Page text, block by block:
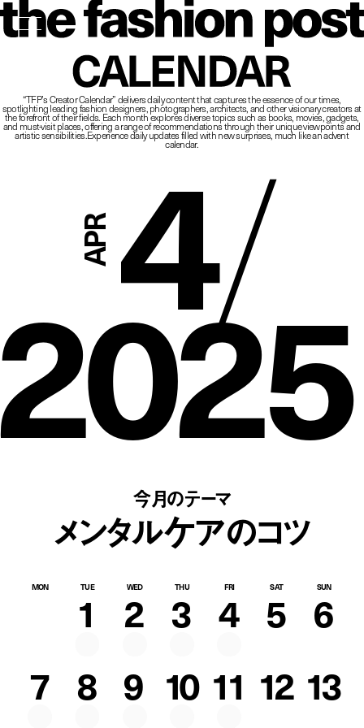
CALENDAR
“TFP’s Creator Calendar” delivers daily content that captures the essence of our times,
spotlighting leading fashion designers, photographers, architects, and other visionary creators at
the forefront of their fields.Each month explores diverse topics such as books, movies, gadgets,
and must-visit places,offering a range of recommendations through their unique viewpoints and
artistic sensibilities.Experience daily updates filled with new surprises, much like an advent
calendar.
4/
今月のテーマ
メンタルケアのコツ
MON TUE WED THU FRI SAT SUN
1 2 3 4 5 6
7 8 9 10 11 12 13